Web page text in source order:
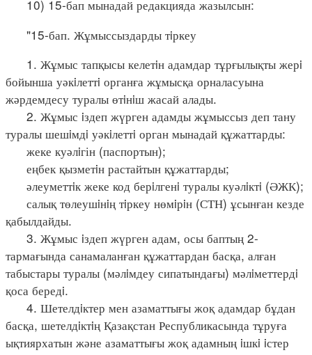
10) 15-бап мынадай редакцияда жазылсын:
"15-бап. Жұмыссыздарды тiркеу
1. Жұмыс тапқысы келетiн адамдар тұрғылықты жерi
бойынша уәкiлеттi органға жұмысқа орналасуына
жәрдемдесу туралы өтiнiш жасай алады.
2. Жұмыс iздеп жүрген адамды жұмыссыз деп тану
туралы шешiмдi уәкiлеттi орган мынадай құжаттарды:
жеке куәлiгін (паспортын);
еңбек қызметiн растайтын құжаттарды;
әлеуметтiк жеке код берiлгенi туралы куәлiктi (ӘЖК);
салық төлеушiнiң тiркеу нөмiрiн (СТН) ұсынған кезде
қабылдайды.
3. Жұмыс iздеп жүрген адам, осы баптың 2-
тармағында санамаланған құжаттардан басқа, алған
табыстары туралы (мәлiмдеу сипатындағы) мәлiметтердi
қоса бередi.
4. Шетелдiктер мен азаматтығы жоқ адамдар бұдан
басқа, шетелдiктiң Қазақстан Республикасында тұруға
ықтиярхатын және азаматтығы жоқ адамның iшкi iстер